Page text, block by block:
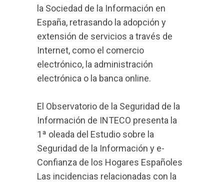
la Sociedad de la Información en
España, retrasando la adopción y
extensión de servicios a través de
Internet, como el comercio
electrónico, la administración
electrónica o la banca online.
El Observatorio de la Seguridad de la
Información de INTECO presenta la
1ª oleada del Estudio sobre la
Seguridad de la Información y e-
Confianza de los Hogares Españoles
Las incidencias relacionadas con la